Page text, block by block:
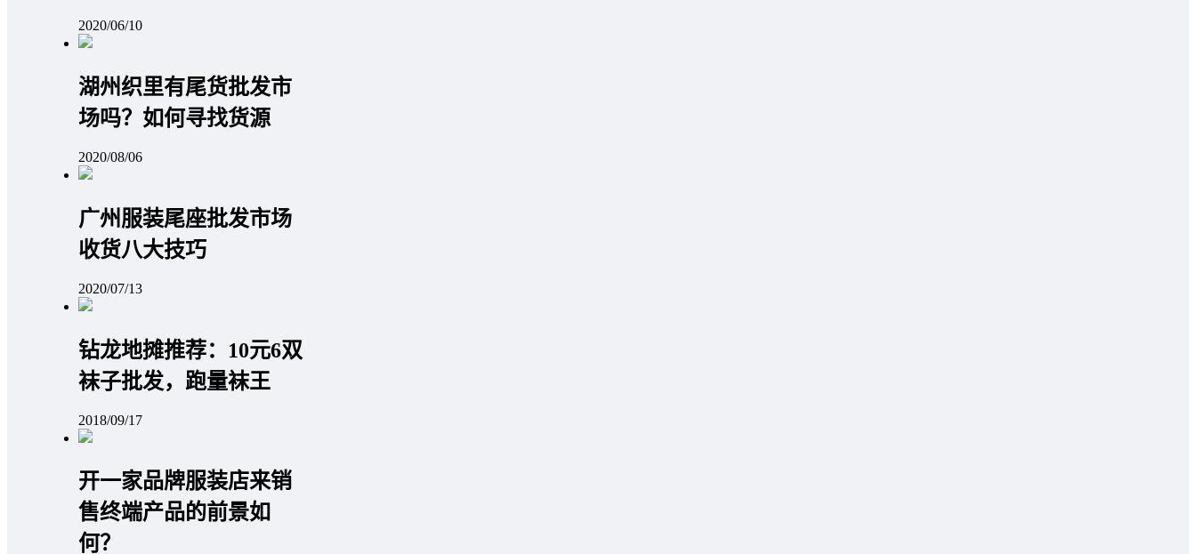
2020/06/10
湖州织里有尾货批发市
场吗？如何寻找货源
2020/08/06
广州服装尾座批发市场
收货八大技巧
2020/07/13
钻龙地摊推荐：10元6双
袜子批发，跑量袜王
2018/09/17
开一家品牌服装店来销
售终端产品的前景如
何？